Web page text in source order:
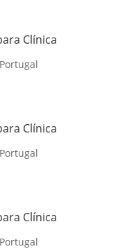
Clínica
Clínica
Clínica